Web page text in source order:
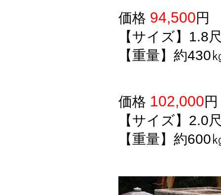
価格 94,500
【サイズ】
【重量】約430
価格 102,000
【サイズ】
【重量】約600